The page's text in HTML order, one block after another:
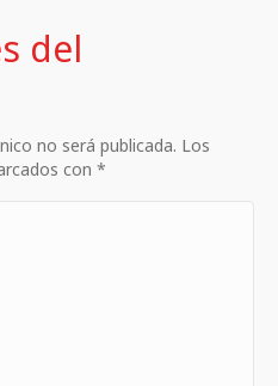
del
no será publicada. Los
con *